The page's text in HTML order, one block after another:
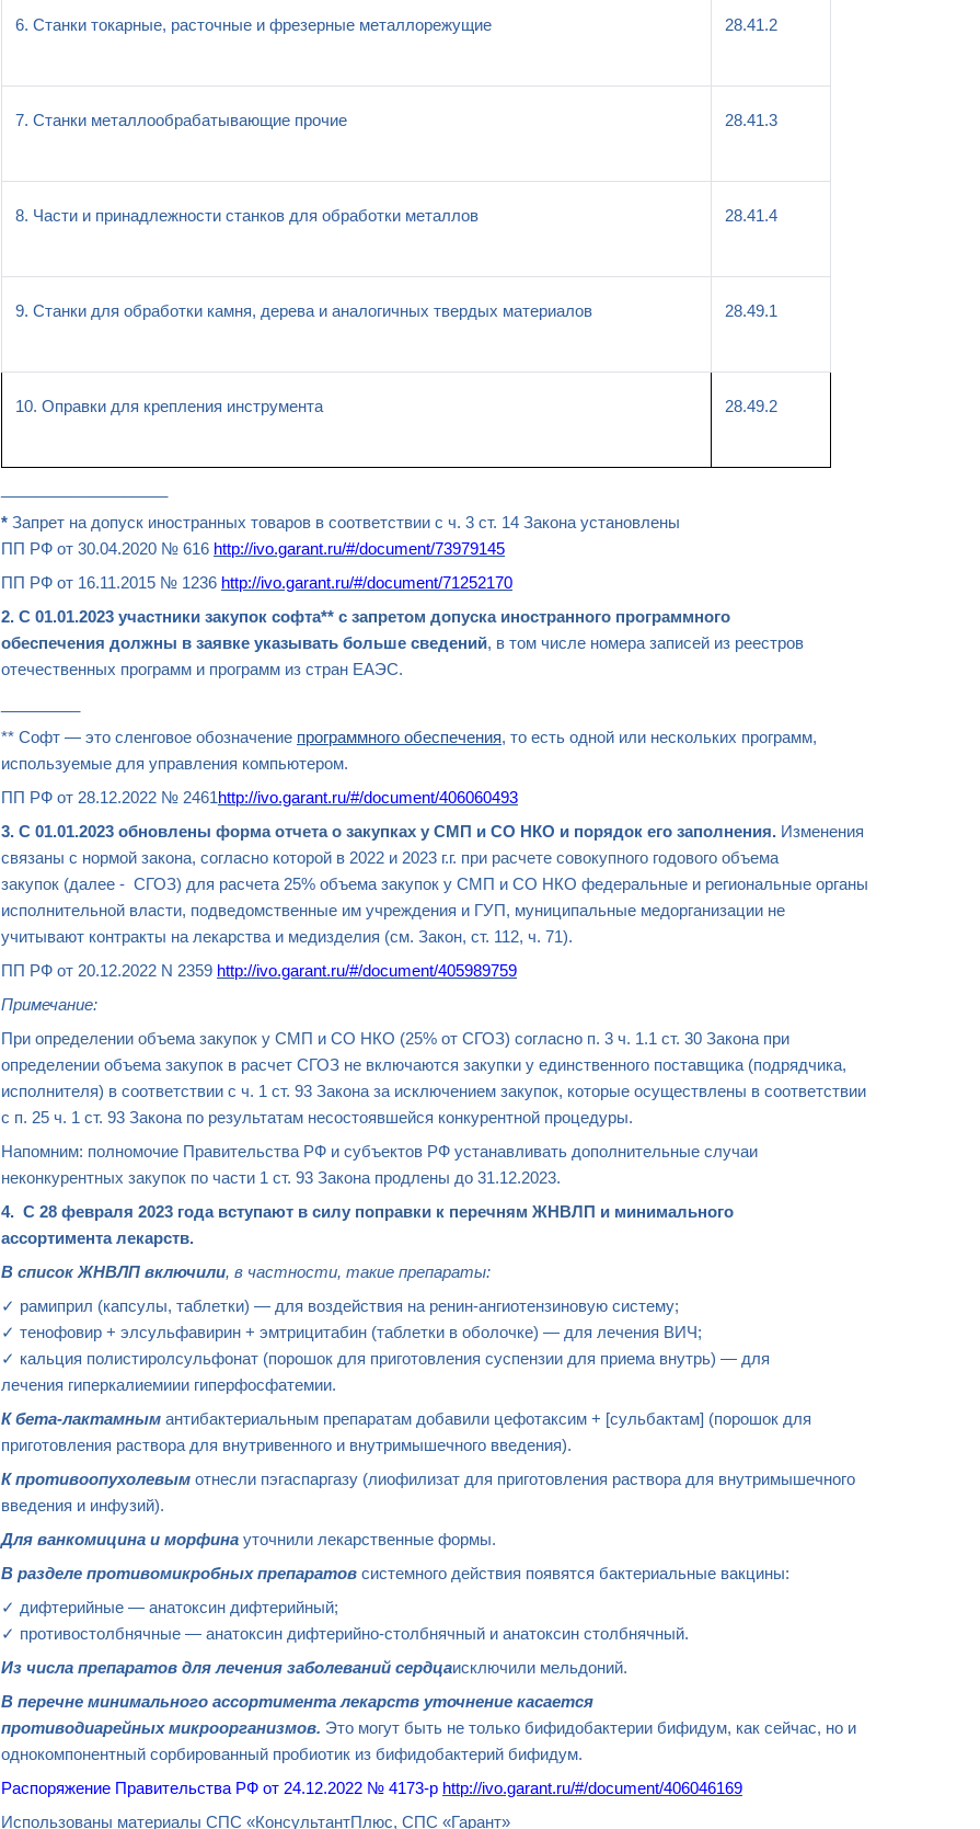
6. Станки токарные, расточные и фрезерные металлорежущие 28.41.2
7. Станки металлообрабатывающие прочие 28.41.3
8. Части и принадлежности станков для обработки металлов 28.41.4
9. Станки для обработки камня, дерева и аналогичных твердых материалов 28.49.1
10. Оправки для крепления инструмента 28.49.2
* Запрет на допуск иностранных товаров в соответствии с ч. 3 ст. 14 Закона установлены
ПП РФ от 30.04.2020 № 616 http://ivo.garant.ru/#/document/73979145
ПП РФ от 16.11.2015 № 1236 http://ivo.garant.ru/#/document/71252170
2. С 01.01.2023 участники закупок софта** с запретом допуска иностранного программного
обеспечения должны в заявке указывать больше сведений, в том числе номера записей из реестров
отечественных программ и программ из стран ЕАЭС.
** Софт — это сленговое обозначение программного обеспечения, то есть одной или нескольких программ,
используемые для управления компьютером.
ПП РФ от 28.12.2022 № 2461http://ivo.garant.ru/#/document/406060493
3. С 01.01.2023 обновлены форма отчета о закупках у СМП и СО НКО и порядок его заполнения. Изменения
связаны с нормой закона, согласно которой в 2022 и 2023 г.г. при расчете совокупного годового объема
закупок (далее - СГОЗ) для расчета 25% объема закупок у СМП и СО НКО федеральные и региональные органы
исполнительной власти, подведомственные им учреждения и ГУП, муниципальные медорганизации не
учитывают контракты на лекарства и медизделия (см. Закон, ст. 112, ч. 71).
ПП РФ от 20.12.2022 N 2359 http://ivo.garant.ru/#/document/405989759
Примечание:
При определении объема закупок у СМП и СО НКО (25% от СГОЗ) согласно п. 3 ч. 1.1 ст. 30 Закона при
определении объема закупок в расчет СГОЗ не включаются закупки у единственного поставщика (подрядчика,
исполнителя) в соответствии с ч. 1 ст. 93 Закона за исключением закупок, которые осуществлены в соответствии
с п. 25 ч. 1 ст. 93 Закона по результатам несостоявшейся конкурентной процедуры.
Напомним: полномочие Правительства РФ и субъектов РФ устанавливать дополнительные случаи
неконкурентных закупок по части 1 ст. 93 Закона продлены до 31.12.2023.
4. С 28 февраля 2023 годавступают в силу поправки к перечням ЖНВЛП и минимального
ассортименталекарств.
В список ЖНВЛП включили, в частности, такие препараты:
✓ рамиприл (капсулы, таблетки) — для воздействия на ренин-ангиотензиновую систему;
✓ тенофовир + элсульфавирин + эмтрицитабин (таблетки в оболочке) — для лечения ВИЧ;
✓ кальция полистиролсульфонат (порошок для приготовления суспензии для приема внутрь) — для
лечения гиперкалиемиии гиперфосфатемии.
К бета-лактамным антибактериальным препаратам добавили цефотаксим + [сульбактам] (порошок для
приготовления раствора для внутривенного и внутримышечного введения).
К противоопухолевым отнесли пэгаспаргазу (лиофилизат для приготовления раствора для внутримышечного
введения и инфузий).
Для ванкомицина и морфина уточнили лекарственные формы.
В разделе противомикробных препаратов системного действия появятся бактериальные вакцины:
✓ дифтерийные — анатоксин дифтерийный;
✓ противостолбнячные — анатоксин дифтерийно-столбнячный и анатоксин столбнячный.
Из числа препаратов для лечения заболеваний сердцаисключили мельдоний.
В перечне минимального ассортимента лекарств уточнение касается
противодиарейныхмикроорганизмов. Это могут быть не только бифидобактерии бифидум, как сейчас, но и
однокомпонентный сорбированный пробиотик из бифидобактерий бифидум.
Распоряжение Правительства РФ от 24.12.2022 № 4173-р http://ivo.garant.ru/#/document/406046169
Использованы материалы СПС «КонсультантПлюс, СПС «Гарант»